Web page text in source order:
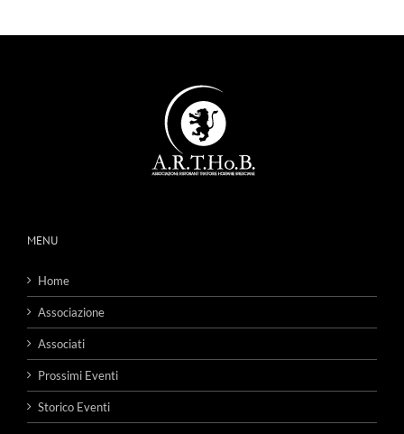
MENU
Home
Associazione
Associati
Prossimi Eventi
Storico Eventi